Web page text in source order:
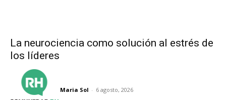
La neurociencia como solución al estrés de
los líderes
Maria Sol - 6 agosto, 2026